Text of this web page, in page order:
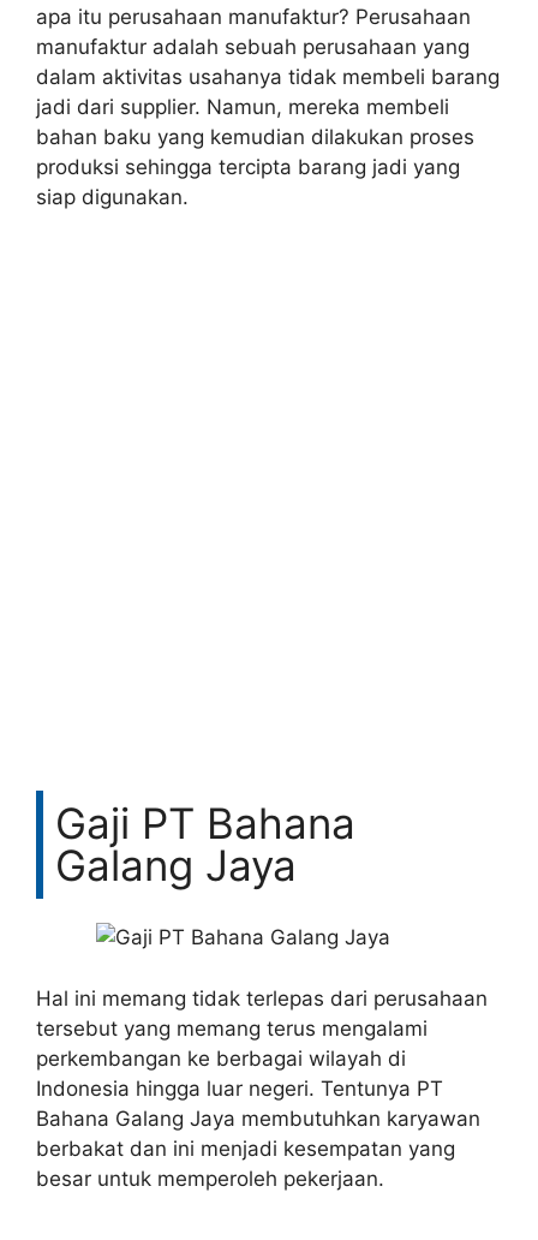
apa itu perusahaan manufaktur? Perusahaan
manufaktur adalah sebuah perusahaan yang
dalam aktivitas usahanya tidak membeli barang
jadi dari supplier. Namun, mereka membeli
bahan baku yang kemudian dilakukan proses
produksi sehingga tercipta barang jadi yang
siap digunakan.
Gaji PT Bahana
Galang Jaya
Hal ini memang tidak terlepas dari perusahaan
tersebut yang memang terus mengalami
perkembangan ke berbagai wilayah di
Indonesia hingga luar negeri. Tentunya PT
Bahana Galang Jaya membutuhkan karyawan
berbakat dan ini menjadi kesempatan yang
besar untuk memperoleh pekerjaan.